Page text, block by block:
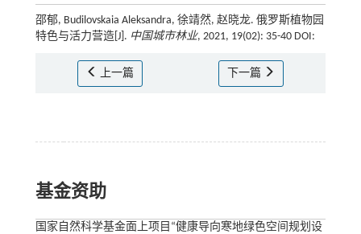
邵郁, Budilovskaia Aleksandra, 徐靖然, 赵晓龙. 俄罗斯植物园
特色与活力营造[J]. 中国城市林业, 2021, 19(02): 35-40 DOI:
上一篇 下一篇
基金资助
国家自然科学基金面上项目“健康导向寒地绿色空间规划设